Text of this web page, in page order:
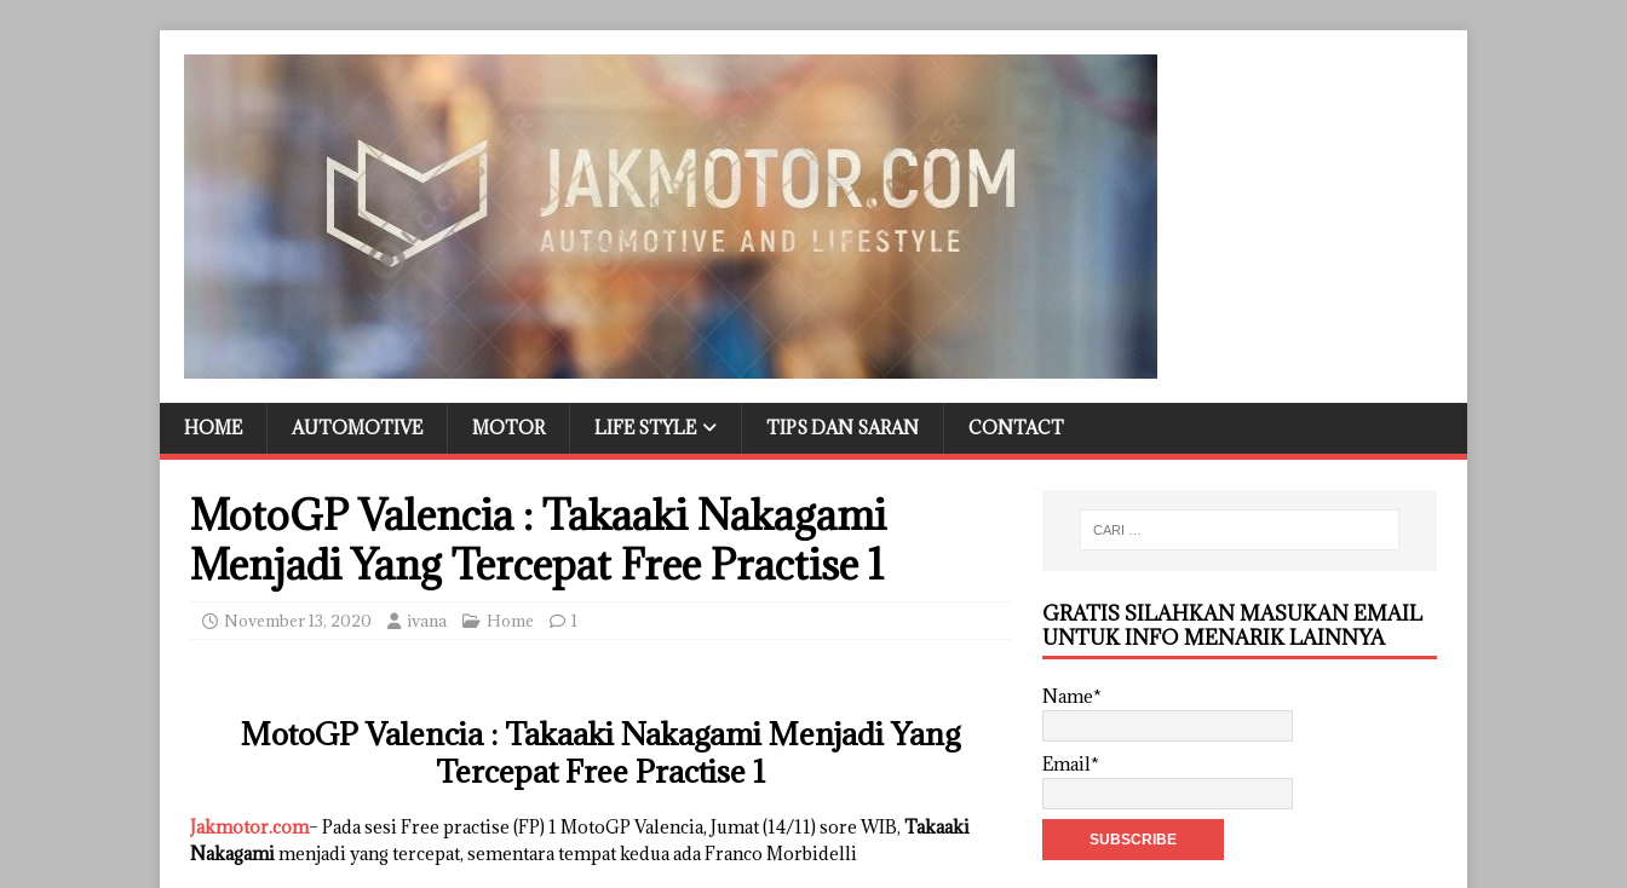
HOME AUTOMOTIVE MOTOR LIFE STYLE TIPS DAN SARAN CONTACT
MotoGP Valencia : Takaaki Nakagami
Menjadi Yang Tercepat Free Practise 1
November 13, 2020 ivana Home 1
MotoGP Valencia : Takaaki Nakagami Menjadi Yang
Tercepat Free Practise 1
Jakmotor.com– Pada sesi Free practise (FP) 1 MotoGP Valencia, Jumat (14/11) sore WIB, Takaaki
Nakagamimenjadi yang tercepat, sementara tempat kedua ada Franco Morbidelli
GRATIS SILAHKAN MASUKAN EMAIL
UNTUK INFO MENARIK LAINNYA
Name*
Email*